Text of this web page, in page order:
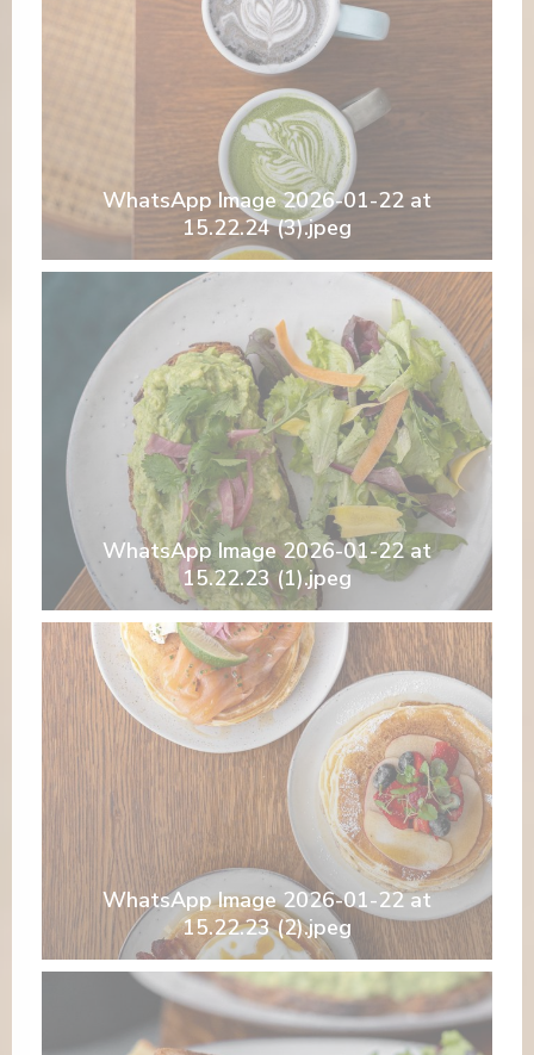
WhatsApp Image 2026-01-22 at
15.22.24 (3).jpeg
WhatsApp Image 2026-01-22 at
15.22.23 (1).jpeg
WhatsApp Image 2026-01-22 at
15.22.23 (2).jpeg